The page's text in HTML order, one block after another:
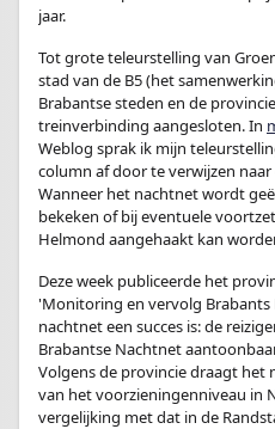
jaar.
Tot grote teleurstelling van
stad van de B5 (het
Brabantse steden en de
treinverbinding aangesloten. In
Weblog sprak ik mijn
column af door te verwijzen
Wanneer het nachtnet wordt
bekeken of bij eventuele
Helmond aangehaakt kan
Deze week publiceerde het
'Monitoring en vervolg
nachtnet een succes is: de
Brabantse Nachtnet
Volgens de provincie draagt het
van het voorzieningenniveau in
vergelijking met dat in de